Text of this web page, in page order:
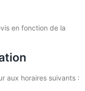
en fonction de la
aux horaires suivants :